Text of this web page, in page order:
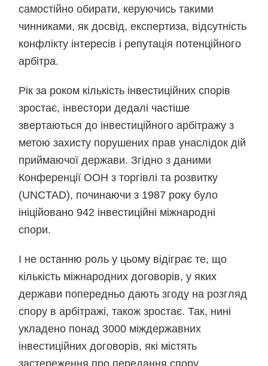
самостійно обирати, керуючись такими
чинниками, як досвід, експертиза, відсутність
конфлікту інтересів і репутація потенційного
арбітра.
Рік за роком кількість інвестиційних спорів
зростає, інвестори дедалі частіше
звертаються до інвестиційного арбітражу з
метою захисту порушених прав унаслідок дій
приймаючої держави. Згідно з даними
Конференції ООН з торгівлі та розвитку
(UNCTAD), починаючи з 1987 року було
ініційовано 942 інвестиційні міжнародні
спори.
І не останню роль у цьому відіграє те, що
кількість міжнародних договорів, у яких
держави попередньо дають згоду на розгляд
спору в арбітражі, також зростає. Так, нині
укладено понад 3000 міждержавних
інвестиційних договорів, які містять
застереження про передання спору,